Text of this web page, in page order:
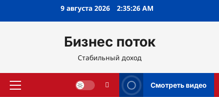
9 августа 2026 2:35:27 AM
Бизнес поток
Стабильный доход
Основное
Смотреть видео